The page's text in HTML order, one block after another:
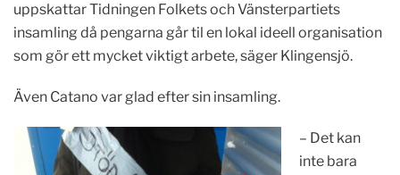
uppskattar Tidningen Folkets och Vänsterpartiets
insamling då pengarna går til en lokal ideell organisation
som gör ett mycket viktigt arbete, säger Klingensjö.
Även Catano var glad efter sin insamling.
– Det kan
inte bara